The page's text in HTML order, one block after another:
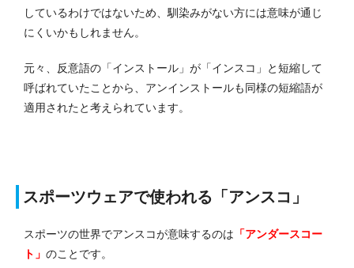
しているわけではないため、馴染みがない方には意味が通じ
にくいかもしれません。
元々、反意語の「インストール」が「インスコ」と短縮して
呼ばれていたことから、アンインストールも同様の短縮語が
適用されたと考えられています。
スポーツウェアで使われる「アンスコ」
スポーツの世界でアンスコが意味するのは 「アンダースコー
ト」 のことです。